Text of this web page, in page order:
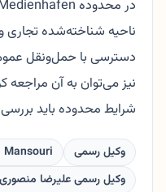
ناحیه شناخته‌شده تجاری
دسترسی با حمل‌ونقل
نیز می‌توان به آن مراجعه
شرایط محدوده باید
وکیل رسمی
وکیل رسمی علیرضا